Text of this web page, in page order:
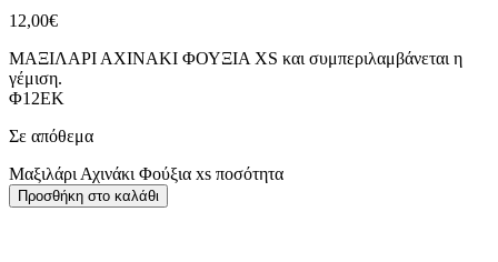
12,00€
ΜΑΞΙΛΑΡΙ ΑΧΙΝΑΚΙ ΦΟΥΞΙΑ XS και συμπεριλαμβάνεται η
γέμιση.
Φ12ΕΚ
Σε απόθεμα
Μαξιλάρι Αχινάκι Φούξια xs ποσότητα
Προσθήκη στο καλάθι